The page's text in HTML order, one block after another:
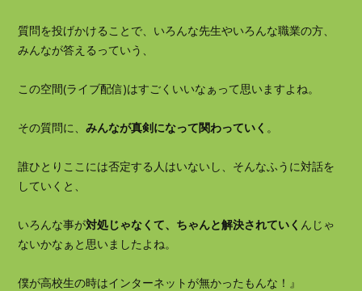
質問を投げかけることで、いろんな先生やいろんな職業の方、
みんなが答えるっていう、
この空間(ライブ配信)はすごくいいなぁって思いますよね。
その質問に、みんなが真剣になって関わっていく 。
誰ひとりここには否定する人はいないし、そんなふうに対話を
していくと、
いろんな事が対処じゃなくて、ちゃんと解決されていく んじゃ
ないかなぁと思いましたよね。
僕が高校生の時はインターネットが無かったもんな！』